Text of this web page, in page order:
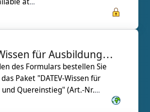
mandantengeschaeft.
of the following sections
ask you to provide your
for verification purposes.
your consent to our terms
as well as to regulations
für Ausbildung
des Formulars bestellen Sie
Paket "DATEV-Wissen für
Quereinstieg" (Art.-Nr.